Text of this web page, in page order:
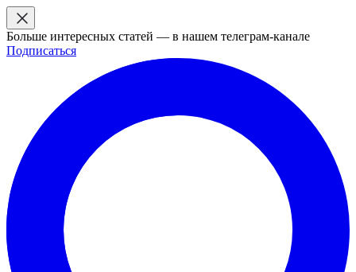
Больше интересных статей — в нашем телеграм-канале
Подписаться